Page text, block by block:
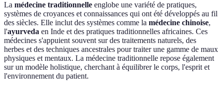
La médecine traditionnelle englobe une variété de pratiques,
systèmes de croyances et connaissances qui ont été développés au fil
des siècles. Elle inclut des systèmes comme la médecine chinoise,
l'ayurveda en Inde et des pratiques traditionnelles africaines. Ces
médecines s'appuient souvent sur des traitements naturels, des
herbes et des techniques ancestrales pour traiter une gamme de maux
physiques et mentaux. La médecine traditionnelle repose également
sur un modèle holistique, cherchant à équilibrer le corps, l'esprit et
l'environnement du patient.